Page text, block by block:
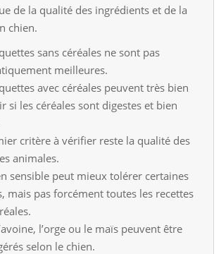
de la qualité des ingrédients et de la
chien.
sans céréales ne sont pas
meilleures.
avec céréales peuvent très bien
si les céréales sont digestes et bien
critère à vérifier reste la qualité des
animales.
sensible peut mieux tolérer certaines
mais pas forcément toutes les recettes
l’orge ou le maïs peuvent être
selon le chien.